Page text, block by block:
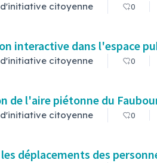
citoyenne 0
interactive dans l'espace
citoyenne 0
de l'aire piétonne du
citoyenne 0
déplacements des